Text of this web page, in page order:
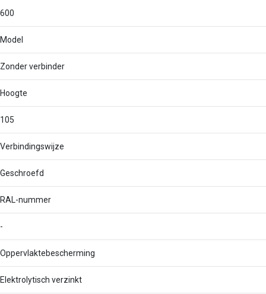
600
Model
Zonder verbinder
Hoogte
105
Verbindingswijze
Geschroefd
RAL-nummer
-
Oppervlaktebescherming
Elektrolytisch verzinkt